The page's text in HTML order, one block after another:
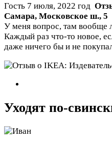
Гость 7 июля, 2022 год
Самара, Московское ш., 5
У меня вопрос, там вообще
Каждый раз что-то новое,
даже ничего бы и не
Уходят по-